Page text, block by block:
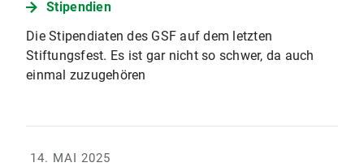
Stipendien
Die Stipendiaten des GSF auf dem letzten
Stiftungsfest. Es ist gar nicht so schwer, da auch
einmal zuzugehören
14. MAI 2025